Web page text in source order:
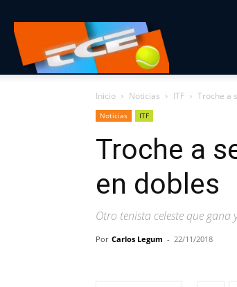
con
Estilo
Inicio Noticias ITF Troche a
Noticias ITF
Troche a
en dobles
Otro tenista celeste que
Por Carlos Legum - 22/11/2018